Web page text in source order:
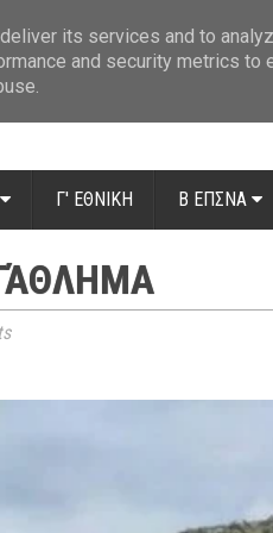
Γ' ΕΘΝΙΚΗ Β ΕΠΣΝΑ
its services and to
and security metrics to